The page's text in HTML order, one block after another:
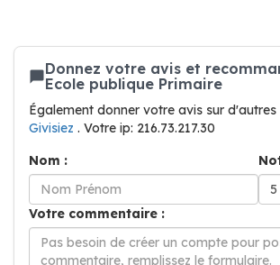
Donnez votre avis et
Ecole publique Primaire
Également donner votre avis sur d'autres
Givisiez . Votre ip: 216.73.217.30
Nom :
Votre commentaire :